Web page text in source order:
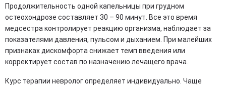
Продолжительность одной капельницы при грудном
остеохондрозе составляет 30 – 90 минут. Все это время
медсестра контролирует реакцию организма, наблюдает за
показателями давления, пульсом и дыханием. При малейших
признаках дискомфорта снижает темп введения или
корректирует состав по назначению лечащего врача.
Курс терапии невролог определяет индивидуально. Чаще